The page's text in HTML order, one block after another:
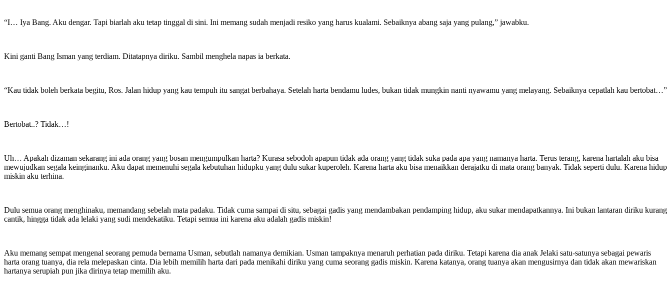
“I… Iya Bang. Aku dengar. Tapi biarlah aku tetap tinggal di sini. Ini memang sudah menjadi resiko yang harus kualami. Sebaiknya abang saja yang pulang,” jawabku.
Kini ganti Bang Isman yang terdiam. Ditatapnya diriku. Sambil menghela napas ia berkata.
“Kau tidak boleh berkata begitu, Ros. Jalan hidup yang kau tempuh itu sangat berbahaya. Setelah harta bendamu ludes, bukan tidak mungkin nanti nyawamu yang melayang. Sebaiknya cepatlah kau bertobat…”
Bertobat..? Tidak…!
Uh… Apakah dizaman sekarang ini ada orang yang bosan mengumpulkan harta? Kurasa sebodoh apapun tidak ada orang yang tidak suka pada apa yang namanya harta. Terus terang, karena hartalah aku bisa
mewujudkan segala keinginanku. Aku dapat memenuhi segala kebutuhan hidupku yang dulu sukar kuperoleh. Karena harta aku bisa menaikkan derajatku di mata orang banyak. Tidak seperti dulu. Karena hidup
miskin aku terhina.
Dulu semua orang menghinaku, memandang sebelah mata padaku. Tidak cuma sampai di situ, sebagai gadis yang mendambakan pendamping hidup, aku sukar mendapatkannya. Ini bukan lantaran diriku kurang
cantik, hingga tidak ada lelaki yang sudi mendekatiku. Tetapi semua ini karena aku adalah gadis miskin!
Aku memang sempat mengenal seorang pemuda bernama Usman, sebutlah namanya demikian. Usman tampaknya menaruh perhatian pada diriku. Tetapi karena dia anak Jelaki satu-satunya sebagai pewaris
harta orang tuanya, dia rela melepaskan cinta. Dia lebih memilih harta dari pada menikahi diriku yang cuma seorang gadis miskin. Karena katanya, orang tuanya akan mengusirnya dan tidak akan mewariskan
hartanya serupiah pun jika dirinya tetap memilih aku.